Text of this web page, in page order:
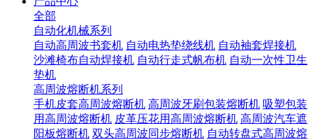
全部
自动化机械系列
自动高周波书套机 自动电热垫绕线机 自动袖套焊接机
沙滩椅布自动焊接机 自动行走式帆布机 自动一次性卫生
垫机
高周波熔断机系列
手机皮套高周波熔断机 高周波牙刷包装熔断机 吸塑包装
用高周波熔断机 皮革压花用高周波熔断机 高周波汽车遮
阳板熔断机 双头高周波同步熔断机 自动转盘式高周波熔